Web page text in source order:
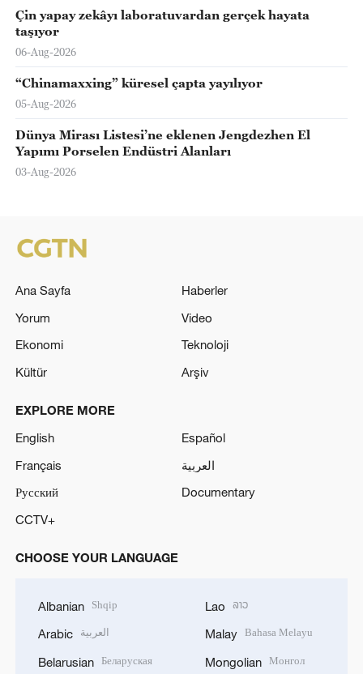
Çin yapay zekâyı laboratuvardan gerçek hayata
taşıyor
06-Aug-2026
“Chinamaxxing” küresel çapta yayılıyor
05-Aug-2026
Dünya Mirası Listesi’ne eklenen Jengdezhen El
Yapımı Porselen Endüstri Alanları
03-Aug-2026
Ana Sayfa
Haberler
Yorum
Video
Ekonomi
Teknoloji
Kültür
Arşiv
EXPLORE MORE
English
Español
Français
العربية
Русский
Documentary
CCTV+
CHOOSE YOUR LANGUAGE
Albanian Shqip
Arabic العربية
Belarusian Беларуская
Lao ລາວ
Malay Bahasa Melayu
Mongolian Монгол